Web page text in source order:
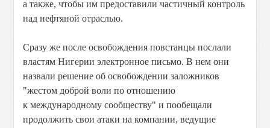
а также, чтобы им предоставили частичный контроль
над нефтяной отраслью.
Сразу же после освобождения повстанцы послали
властям Нигерии электронное письмо. В нем они
назвали решение об освобождении заложников
"жестом доброй воли по отношению
к международному сообществу" и пообещали
продолжить свои атаки на компании, ведущие